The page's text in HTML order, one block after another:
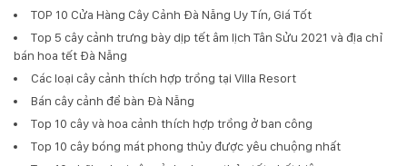
TOP 10 Cửa Hàng Cây Cảnh Đà Nẵng Uy Tín, Giá Tốt
Top 5 cây cảnh trưng bày dịp tết âm lịch Tân Sửu 2021 và địa chỉ
bán hoa tết Đà Nẵng
Các loại cây cảnh thích hợp trồng tại Villa Resort
Bán cây cảnh để bàn Đà Nẵng
Top 10 cây và hoa cảnh thích hợp trồng ở ban công
Top 10 cây bóng mát phong thủy được yêu chuộng nhất